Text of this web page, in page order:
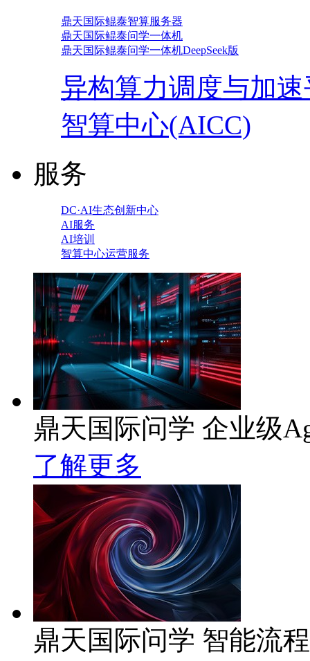
鼎天国际鲲泰智算服务器
鼎天国际鲲泰问学一体机
鼎天国际鲲泰问学一体机DeepSeek版
异构算力调度与加
智算中心(AICC)
服务
DC·AI生态创新中心
AI服务
AI培训
智算中心运营服务
鼎天国际问学 企业级
了解更多
鼎天国际问学 智能流